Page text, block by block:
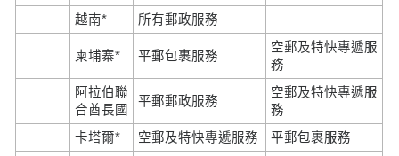
越南*
所有郵政服務
柬埔寨* 平郵包裹服務
空郵及特快專遞服
務
阿拉伯聯
合酋長國
平郵郵政服務
空郵及特快專遞服
務
卡塔爾*
空郵及特快專遞服務 平郵包裹服務